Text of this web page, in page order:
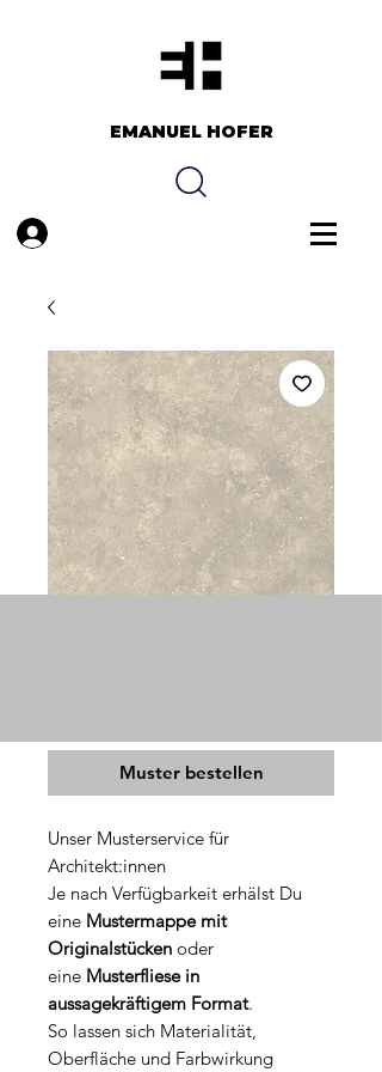
EMANUEL HOFER​​
Muster bestellen
Unser Musterservice für
Architekt:innen
Je nach Verfügbarkeit erhälst Du
eine Mustermappe mit
Originalstücken oder
eine Musterfliese in
aussagekräftigem Format.
So lassen sich Materialität,
Oberfläche und Farbwirkung